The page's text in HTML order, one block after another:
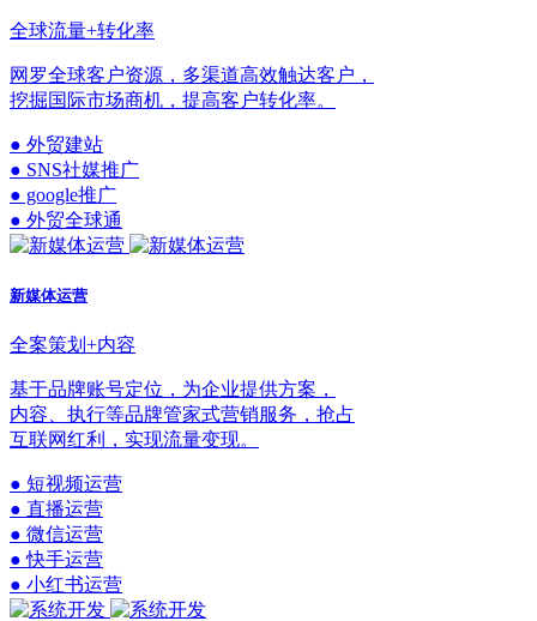
全球流量+转化率
网罗全球客户资源，多渠道高效触达客户，
挖掘国际市场商机，提高客户转化率。
● 外贸建站
● SNS社媒推广
● google推广
● 外贸全球通
新媒体运营
全案策划+内容
基于品牌账号定位，为企业提供方案，
内容、执行等品牌管家式营销服务，抢占
互联网红利，实现流量变现。
● 短视频运营
● 直播运营
● 微信运营
● 快手运营
● 小红书运营